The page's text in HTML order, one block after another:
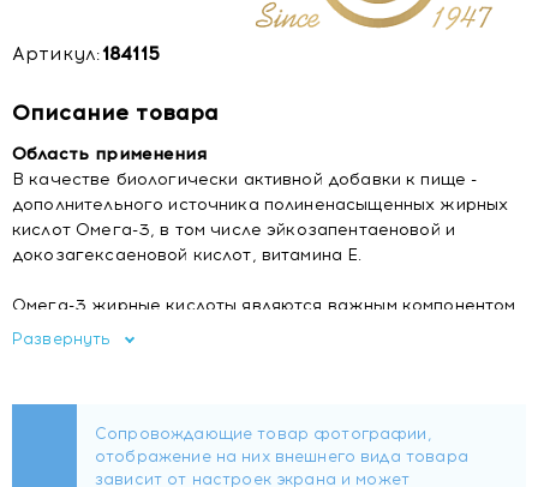
Артикул:184115
Описание товара
Область применения
В качестве биологически активной добавки к пище -
дополнительного источника полиненасыщенных жирных
кислот Омега-3, в том числе эйкозапентаеновой и
докозагексаеновой кислот, витамина Е.
Омега-3 жирные кислоты являются важным компонентом
сбалансированного питания, который приносит
сосудистой системы и нормализации уровня холестерина.
ПНЖК Омега-3 из рыбьего жира, желатин, вода,
Развернуть